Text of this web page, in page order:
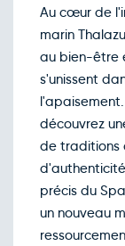
Au cœur de
marin
au bien-être
s'unissent
découvrez
de traditions
précis du
un nouveau